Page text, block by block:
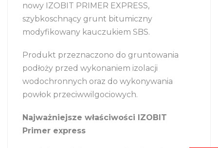
nowy IZOBIT PRIMER EXPRESS,
szybkoschnący grunt bitumiczny
modyfikowany kauczukiem SBS.
Produkt przeznaczono do gruntowania
podłoży przed wykonaniem izolacji
wodochronnych oraz do wykonywania
powłok przeciwwilgociowych.
Najważniejsze właściwości IZOBIT
Primer express